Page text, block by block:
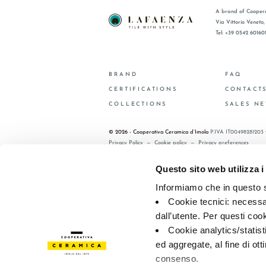
Questo sito web utilizza i
Informiamo che in questo
Cookie tecnici:
dall’utente. Per questi
Cookie analytics/
ed aggregate, al fine di
consenso.
A brand of
Via Vittorio
Tel: +39 0542 601601
BRAND
CERTIFICATIONS
COLLECTIONS
FAQ
SALES
© 2026 - Cooperativa Ceramica d’Imola P.IVA
Privacy Policy —Cookie policy — Privacy preferences